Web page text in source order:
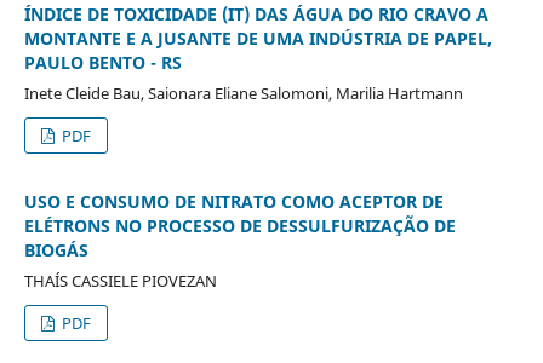
ÍNDICE DE TOXICIDADE (IT) DAS ÁGUA DO RIO CRAVO A
MONTANTE E A JUSANTE DE UMA INDÚSTRIA DE PAPEL,
PAULO BENTO - RS
Inete Cleide Bau, Saionara Eliane Salomoni, Marilia Hartmann
PDF
USO E CONSUMO DE NITRATO COMO ACEPTOR DE
ELÉTRONS NO PROCESSO DE DESSULFURIZAÇÃO DE
BIOGÁS
THAÍS CASSIELE PIOVEZAN
PDF